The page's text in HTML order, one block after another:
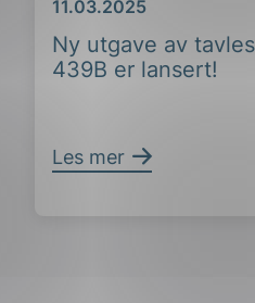
Ny utgave av
439B er lansert!
Dato
11.03.2025
Les mer